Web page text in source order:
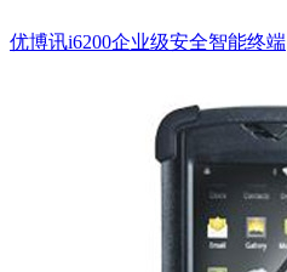
优博讯i6200企业级安全智能终端